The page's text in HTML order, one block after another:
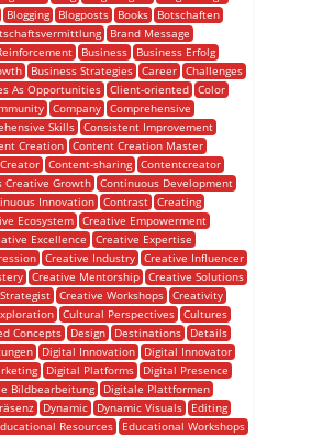
Blogging Blogposts Books
Botschaften
Brand Message
Business
Business Erfolg
Business Strategies Career
Challenges
As Opportunities
Client-oriented
Color
Company Comprehensive
Skills
Consistent Improvement
Creation
Content Creation Master
Content-sharing Contentcreator
Creative Growth Continuous Development
Innovation
Contrast
Creating
Ecosystem
Creative Empowerment
Excellence
Creative Expertise
Creative Industry Creative Influencer
Creative Mentorship
Creative Solutions
Creative Workshops Creativity
Cultural Perspectives Cultures
Concepts
Design Destinations
Details
Digital Innovation
Digital Innovator
Digital Platforms
Digital Presence
Bildbearbeitung
Digitale Plattformen
Dynamic Dynamic Visuals
Editing
Resources
Educational Workshops